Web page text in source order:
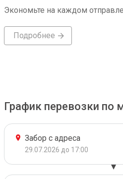
Экономьте на каждом
Подробнее
График перевозки по
Забор с адреса
29.07.2026 до 17:00